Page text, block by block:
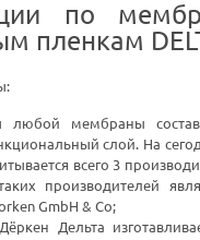
по
пленкам
любой мембраны
слой. На
всего 3
производителей
GmbH & Co;
Дельта